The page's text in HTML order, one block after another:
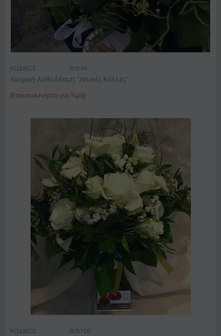
ΚΩΔΙΚΟΣ: Brb49
Νυφική Ανθοδέσμη "Λευκές Κάλλες".
[Επικοινωνήστε για Τιμή]
ΚΩΔΙΚΟΣ: Brb100